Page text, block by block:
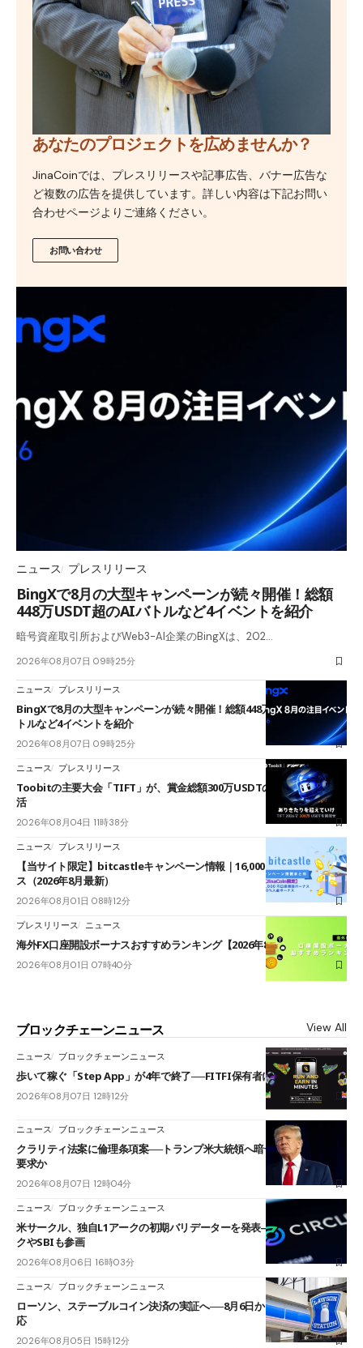
あなたのプロジェクトを広めませんか？
JinaCoinでは、プレスリリースや記事広告、バナー広告な
ど複数の広告を提供しています。詳しい内容は下記お問い
合わせページよりご連絡ください。
お問い合わせ
ニュース プレスリリース
BingXで8月の大型キャンペーンが続々開催！総額
448万USDT超のAIバトルなど4イベントを紹介
暗号資産取引所およびWeb3-AI企業のBingXは、202…
2026年08月07日 09時25分
ニュース プレスリリース
BingXで8月の大型キャンペーンが続々開催！総額448万USDT超のAIバ
トルなど4イベントを紹介
2026年08月07日 09時25分
ニュース プレスリリース
Toobitの主要大会「TIFT」が、賞金総額300万USDTのレースとして復
活
2026年08月04日 11時38分
ニュース プレスリリース
【当サイト限定】bitcastleキャンペーン情報｜16,000円口座開設ボーナ
ス（2026年8月最新）
2026年08月01日 08時12分
プレスリリース ニュース
海外FX口座開設ボーナスおすすめランキング【2026年8月最新】
2026年08月01日 07時40分
ブロックチェーンニュース View All
ニュース ブロックチェーンニュース
歩いて稼ぐ「Step App」が4年で終了──FITFI保有者に対応呼びかけ
2026年08月07日 12時12分
ニュース ブロックチェーンニュース
クラリティ法案に倫理条項案──トランプ米大統領へ暗号資産事業の売却
要求か
2026年08月07日 12時04分
ニュース ブロックチェーンニュース
米サークル、独自L1アークの初期バリデーターを発表――ブラックロッ
クやSBIも参画
2026年08月06日 16時03分
ニュース ブロックチェーンニュース
ローソン、ステーブルコイン決済の実証へ──8月6日からJPYCやUSDC対
応
2026年08月05日 15時12分